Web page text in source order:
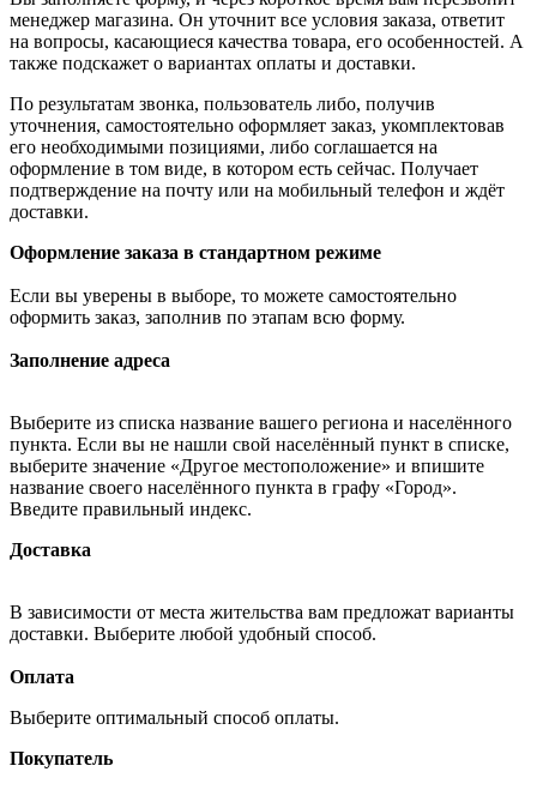
менеджер магазина. Он уточнит все условия заказа, ответит
на вопросы, касающиеся качества товара, его особенностей. А
также подскажет о вариантах оплаты и доставки.
По результатам звонка, пользователь либо, получив
уточнения, самостоятельно оформляет заказ, укомплектовав
его необходимыми позициями, либо соглашается на
оформление в том виде, в котором есть сейчас. Получает
подтверждение на почту или на мобильный телефон и ждёт
доставки.
Оформление заказа в стандартном режиме
Если вы уверены в выборе, то можете самостоятельно
оформить заказ, заполнив по этапам всю форму.
Заполнение адреса
Выберите из списка название вашего региона и населённого
пункта. Если вы не нашли свой населённый пункт в списке,
выберите значение «Другое местоположение» и впишите
название своего населённого пункта в графу «Город».
Введите правильный индекс.
Доставка
В зависимости от места жительства вам предложат варианты
доставки. Выберите любой удобный способ.
Оплата
Выберите оптимальный способ оплаты.
Покупатель